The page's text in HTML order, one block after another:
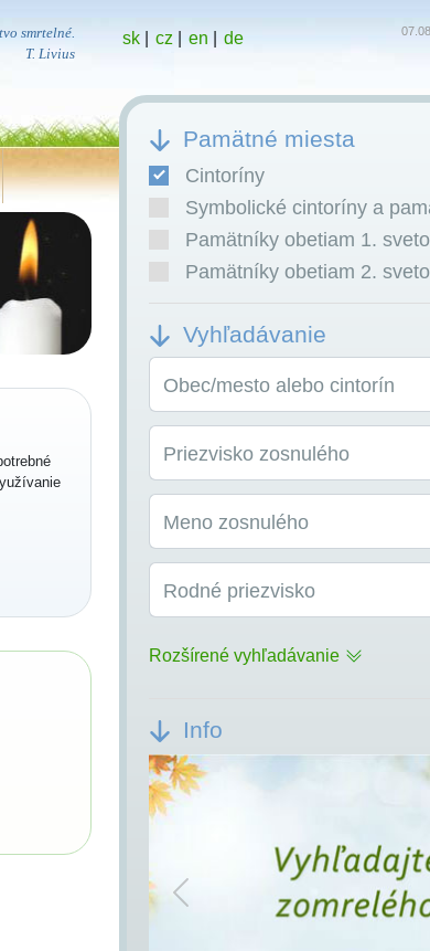
smrtelné.
T. Livius
sk| cz en de
Pamätné miesta
Cintoríny
Symbolické cintoríny a
Pamätníky obetiam 1.
Pamätníky obetiam 2.
Vyhľadávanie
Obec/mesto alebo cintorín
Priezvisko zosnulého
Meno zosnulého
Rodné priezvisko
Rozšírené vyhľadávanie
Info
Previous